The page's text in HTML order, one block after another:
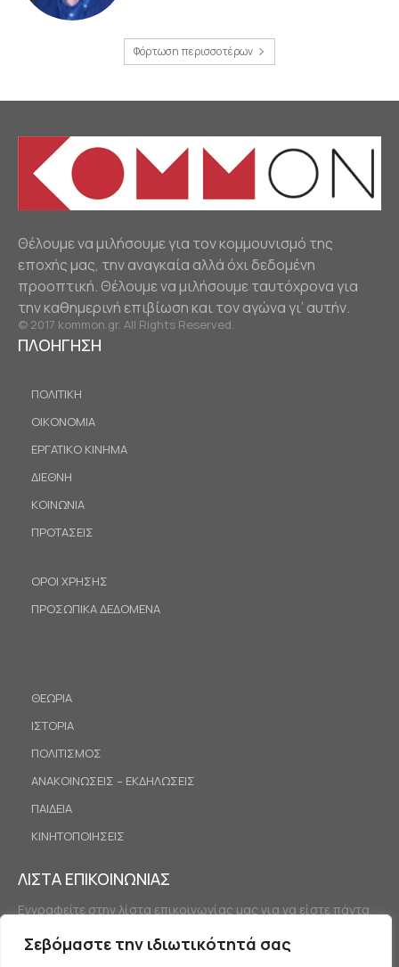
Σεβόμαστε την ιδιωτικότητά σας
Φόρτωση περισσοτέρων
Θέλουμε να μιλήσουμε για τον κομμουνισμό της
εποχής μας, την αναγκαία αλλά όχι δεδομένη
προοπτική. Θέλουμε να μιλήσουμε ταυτόχρονα για
την καθημερινή επιβίωση και τον αγώνα γι’ αυτήν.
© 2017 kommon.gr. All Rights Reserved.
ΠΛΟΗΓΗΣΗ
ΠΟΛΙΤΙΚΗ
ΟΙΚΟΝΟΜΙΑ
ΕΡΓΑΤΙΚΟ ΚΙΝΗΜΑ
ΔΙΕΘΝΗ
ΚΟΙΝΩΝΙΑ
ΠΡΟΤΑΣΕΙΣ
ΟΡΟΙ ΧΡΗΣΗΣ
ΠΡΟΣΩΠΙΚΑ ΔΕΔΟΜΕΝΑ
ΘΕΩΡΙΑ
ΙΣΤΟΡΙΑ
ΠΟΛΙΤΙΣΜΟΣ
ΑΝΑΚΟΙΝΩΣΕΙΣ – ΕΚΔΗΛΩΣΕΙΣ
ΠΑΙΔΕΙΑ
ΚΙΝΗΤΟΠΟΙΗΣΕΙΣ
ΛΙΣΤΑ ΕΠΙΚΟΙΝΩΝΙΑΣ
Εγγραφείτε στην λίστα επικοινωνίας μας για να είστε πάντα